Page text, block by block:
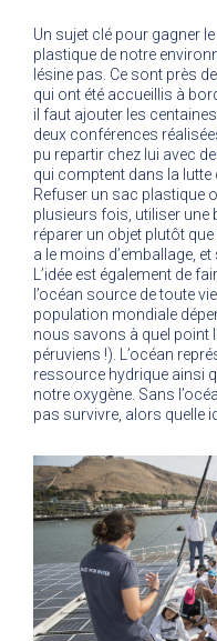
Un sujet clé pour gagner
plastique de notre
lésine pas. Ce sont près
qui ont été accueillis à
il faut ajouter les
deux conférences
pu repartir chez lui avec
qui comptent dans la
Refuser un sac plastique
plusieurs fois, utiliser une
réparer un objet plutôt
a le moins d’emballage,
L’idée est également de
l’océan source de toute
population mondiale
nous savons à quel point
péruviens !). L’océan
ressource hydrique ainsi
notre oxygène. Sans
pas survivre, alors quelle